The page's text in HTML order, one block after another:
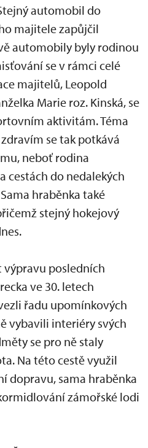
automobil do
majitele zapůjčil
automobily byly rodinou
se v rámci celé
majitelů, Leopold
Marie roz. Kinská, se
aktivitám. Téma
se tak potkává
neboť rodina
cestách do nedalekých
hraběnka také
stejný hokejový
výpravu posledních
ve 30. letech
řadu upomínkových
vybavili interiéry svých
se pro ně staly
Na této cestě využil
dopravu, sama hraběnka
zámořské lodi